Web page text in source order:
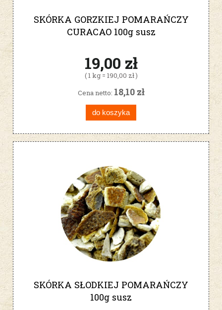
SKÓRKA GORZKIEJ POMARAŃCZY
CURACAO 100g susz
19,00 zł
( 1 kg = 190,00 zł )
Cena netto: 18,10 zł
do koszyka
SKÓRKA SŁODKIEJ POMARAŃCZY
100g susz